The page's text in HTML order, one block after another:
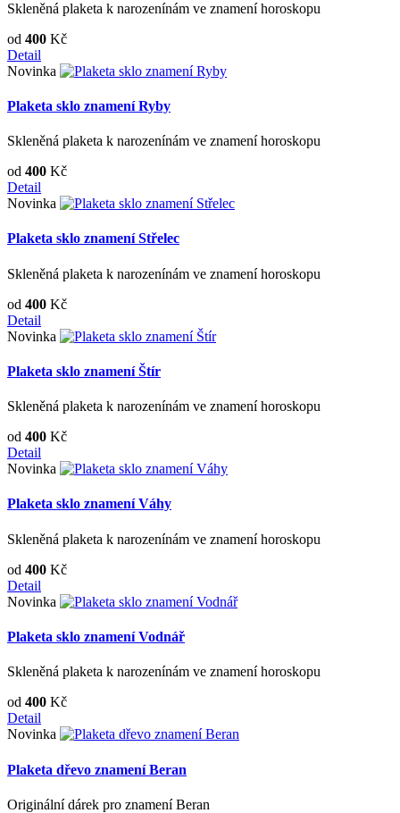
Skleněná plaketa k narozenínám ve znamení horoskopu
od 400 Kč
Detail
Novinka
Plaketa sklo znamení Ryby
Skleněná plaketa k narozenínám ve znamení horoskopu
od 400 Kč
Detail
Novinka
Plaketa sklo znamení Střelec
Skleněná plaketa k narozenínám ve znamení horoskopu
od 400 Kč
Detail
Novinka
Plaketa sklo znamení Štír
Skleněná plaketa k narozenínám ve znamení horoskopu
od 400 Kč
Detail
Novinka
Plaketa sklo znamení Váhy
Skleněná plaketa k narozenínám ve znamení horoskopu
od 400 Kč
Detail
Novinka
Plaketa sklo znamení Vodnář
Skleněná plaketa k narozenínám ve znamení horoskopu
od 400 Kč
Detail
Novinka
Plaketa dřevo znamení Beran
Originální dárek pro znamení Beran